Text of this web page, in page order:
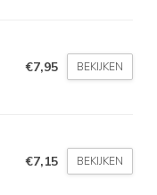
€7,95 BEKIJKEN
€7,15 BEKIJKEN